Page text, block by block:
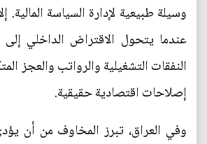
وسيلة طبيعية لإدارة السياسة المالية.
عندما يتحول الاقتراض الداخلي إلى
النفقات التشغيلية والرواتب والعجز
إصلاحات اقتصادية حقيقية.
وفي العراق، تبرز المخاوف من أن